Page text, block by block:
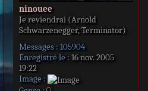
ninouee
Je reviendrai (Arnold
Schwarzenegger, Terminator)
Messages : 105904
Enregistré le : 16 nov. 2005
19:22
Image :